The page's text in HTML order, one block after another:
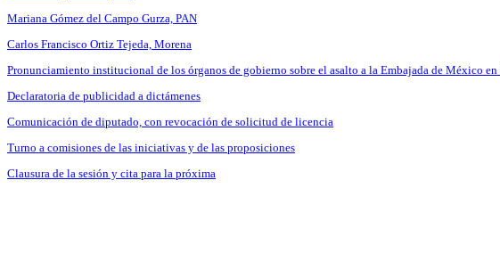
Mariana Gómez del Campo Gurza, PAN
Carlos Francisco Ortiz Tejeda, Morena
Pronunciamiento institucional de los órganos de gobierno sobre el asalto a la Embajada de México en
Declaratoria de publicidad a dictámenes
Comunicación de diputado, con revocación de solicitud de licencia
Turno a comisiones de las iniciativas y de las proposiciones
Clausura de la sesión y cita para la próxima